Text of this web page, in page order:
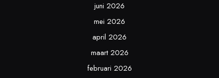
juni 2026
mei 2026
april 2026
maart 2026
februari 2026